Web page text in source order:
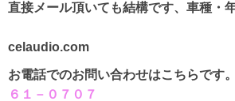
直接メール頂いても結構です、車種・
celaudio.com
お電話でのお問い合わせはこちら
６１－０７０７